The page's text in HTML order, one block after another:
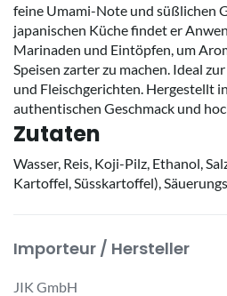
feine Umami-Note und süßlichen
japanischen Küche findet er
Marinaden und Eintöpfen, um
Speisen zarter zu machen. Ideal
und Fleischgerichten. Hergestellt
authentischen Geschmack und
Zutaten
Wasser, Reis, Koji-Pilz, Ethanol,
Kartoffel, Süsskartoffel),
Importeur / Hersteller
JIK GmbH